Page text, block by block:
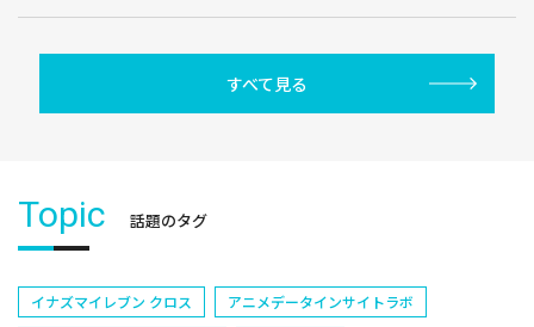
すべて見る
Topic 話題のタグ
イナズマイレブン クロス
アニメデータインサイトラボ